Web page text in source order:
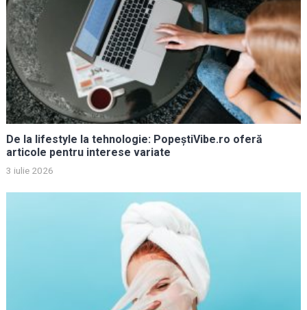
De la lifestyle la tehnologie: PopeștiVibe.ro oferă
articole pentru interese variate
3 iulie 2026